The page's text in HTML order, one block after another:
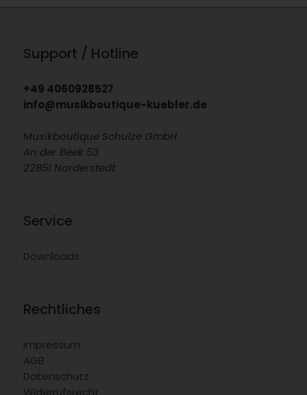
Support / Hotline
+49 4060928527
info@musikboutique-kuebler.de
Musikboutique Schulze GmbH
An der Beek 53
22851 Norderstedt
Service
Downloads
Rechtliches
Impressum
AGB
Datenschutz
Widerrufsrecht